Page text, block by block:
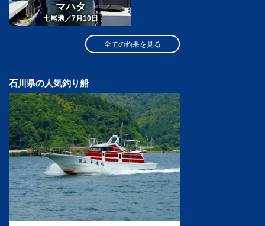
マハタ
七尾港／7月10日
全ての釣果を見る
石川県の人気釣り船